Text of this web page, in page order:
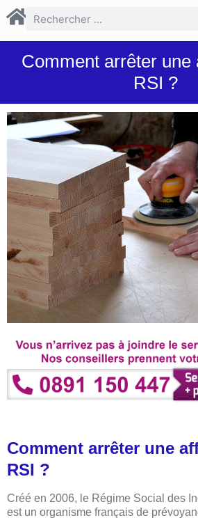
Comment arrêter une
RSI ?
Comment arrêter une
RSI ?
Créé en 2006, le Régime Social des
est un organisme français de